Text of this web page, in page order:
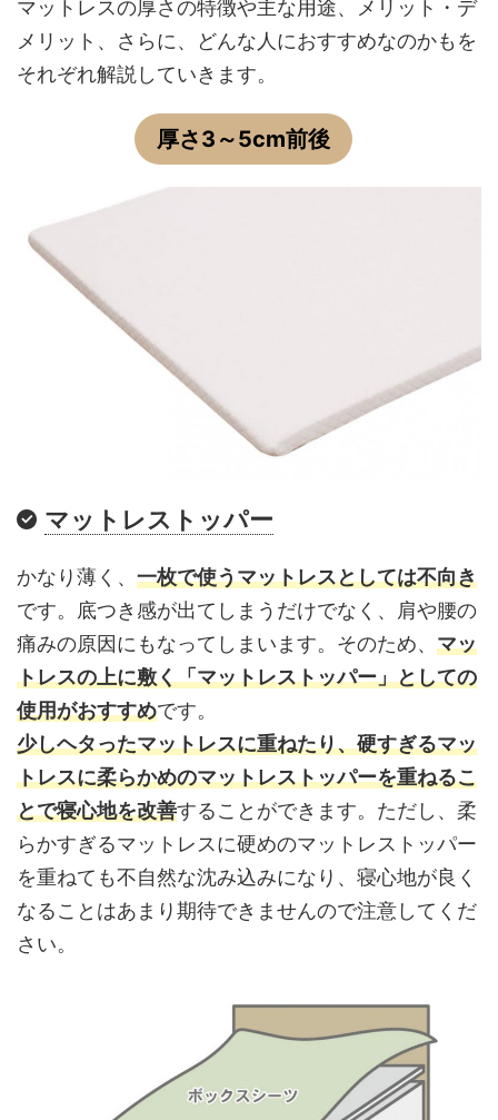
マットレスの厚さの特徴や主な用途、メリット・デ
メリット、さらに、どんな人におすすめなのかもを
それぞれ解説していきます。
厚さ3～5cm前後
マットレストッパー
かなり薄く、 一枚で使うマットレスとしては不向き
です。底つき感が出てしまうだけでなく、肩や腰の
痛みの原因にもなってしまいます。そのため、 マッ
トレスの上に敷く「マットレストッパー」としての
使用がおすすめです。
少しヘタったマットレスに重ねたり、硬すぎるマッ
トレスに柔らかめのマットレストッパーを重ねるこ
とで寝心地を改善することができます。ただし、柔
らかすぎるマットレスに硬めのマットレストッパー
を重ねても不自然な沈み込みになり、寝心地が良く
なることはあまり期待できませんので注意してくだ
さい。